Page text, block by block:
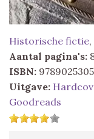
Historische fictie,
Aantal pagina's:
ISBN:
Uitgave:
Goodreads